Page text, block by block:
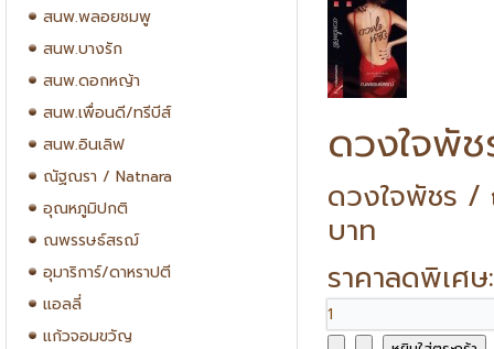
สนพ.พลอยชมพู
สนพ.บางรัก
สนพ.ดอกหญ้า
สนพ.เพื่อนดี/ทรีบีส์
สนพ.อินเลิฟ
ณัฐณรา / Natnara
อุณหภูมิปกติ
ณพรรษธ์สรฌ์
อุมาริการ์/ดาหราปตี
แอลลี่
แก้วจอมขวัญ
ดวงใจพั
ดวงใจพัชร
บาท
ราคาลดพิเศ